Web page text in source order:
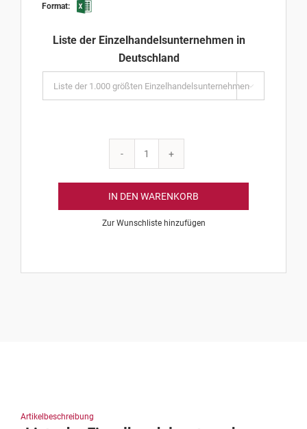
Format:
Liste der Einzelhandelsunternehmen in
Deutschland

Liste
Einzelhandelsunternehmen
IN DEN WARENKORB
Zur Wunschliste hinzufügen
Artikelbeschreibung